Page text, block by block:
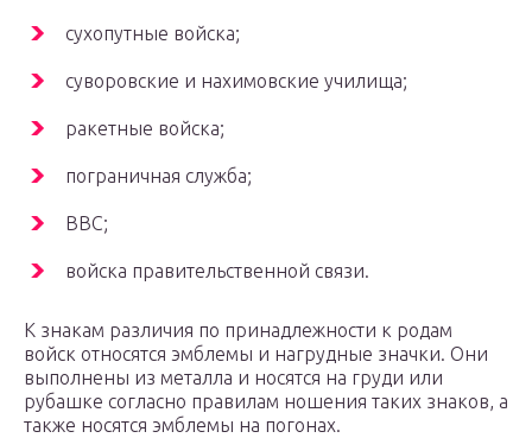
сухопутные войска;
суворовские и нахимовские училища;
ракетные войска;
пограничная служба;
ВВС;
войска правительственной связи.
К знакам различия по принадлежности к родам
войск относятся эмблемы и нагрудные значки. Они
выполнены из металла и носятся на груди или
рубашке согласно правилам ношения таких знаков, а
также носятся эмблемы на погонах.